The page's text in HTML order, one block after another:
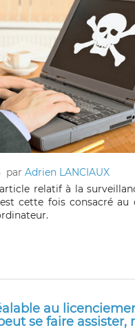
parAdrien LANCIAUX
relatif à la
cette fois consacré au
au
se faire assister,